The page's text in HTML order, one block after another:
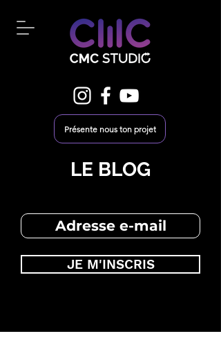
Présente nous ton projet
LE BLOG
JE M'INSCRIS